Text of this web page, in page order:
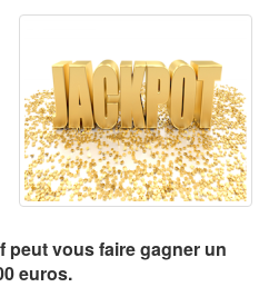
peut vous faire gagner un
euros.